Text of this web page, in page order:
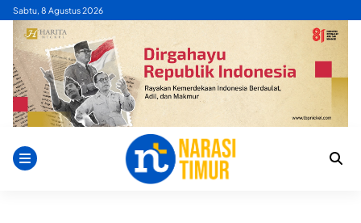
Skip
content
Sabtu, 8 Agustus 2026